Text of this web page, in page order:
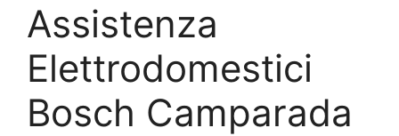
Assistenza
Elettrodomestici
Bosch Camparada